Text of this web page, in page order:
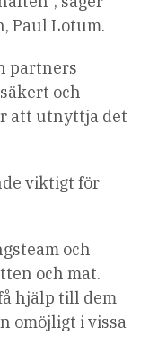
Paul Lotum.
partners
och
att utnyttja det
viktigt för
och
och mat.
hjälp till dem
omöjligt i vissa